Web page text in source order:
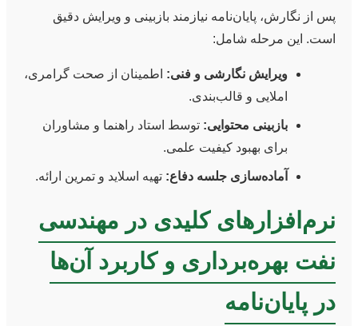
پس از نگارش، پایان‌نامه نیازمند بازبینی و ویرایش دقیق
است. این مرحله شامل:
ویرایش نگارشی و فنی: اطمینان از صحت گرامری،
املایی و قالب‌بندی.
بازبینی محتوایی: توسط استاد راهنما و مشاوران
برای بهبود کیفیت علمی.
آماده‌سازی جلسه دفاع: تهیه اسلاید و تمرین ارائه.
نرم‌افزارهای کلیدی در مهندسی
نفت بهره‌برداری و کاربرد آن‌ها
در پایان‌نامه